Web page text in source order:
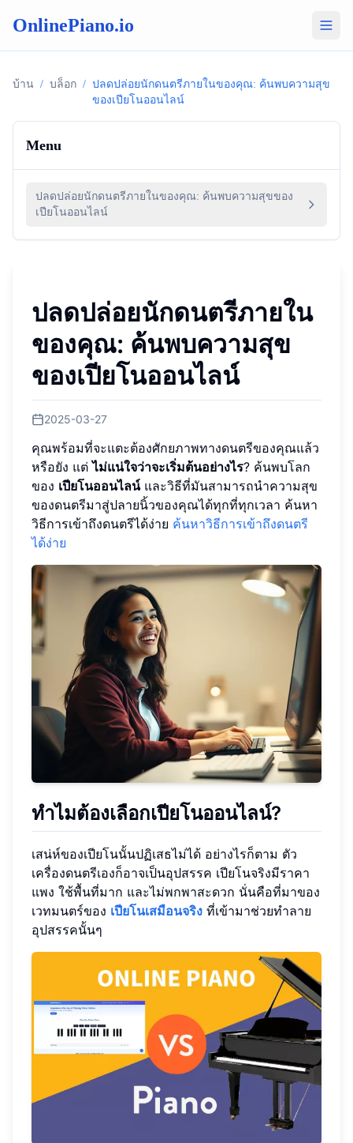
OnlinePiano.io
บ้าน / บล็อก / ปลดปล่อยนักดนตรีภายในของคุณ: ค้นพบความสุข
ของเปียโนออนไลน์
Menu
ปลดปล่อยนักดนตรีภายในของคุณ: ค้นพบความสุขของ
เปียโนออนไลน์
ปลดปล่อยนักดนตรีภายใน
ของคุณ: ค้นพบความสุข
ของเปียโนออนไลน์
2025-03-27
คุณพร้อมที่จะแตะต้องศักยภาพทางดนตรีของคุณแล้ว
หรือยัง แต่ไม่แน่ใจว่าจะเริ่มต้นอย่างไร? ค้นพบโลก
ของ เปียโนออนไลน์และวิธีที่มันสามารถนำความสุข
ของดนตรีมาสู่ปลายนิ้วของคุณได้ทุกที่ทุกเวลา ค้นหา
วิธีการเข้าถึงดนตรีได้ง่าย ค้นหาวิธีการเข้าถึงดนตรี
ได้ง่าย
ทำไมต้องเลือกเปียโนออนไลน์?
เสน่ห์ของเปียโนนั้นปฏิเสธไม่ได้ อย่างไรก็ตาม ตัว
เครื่องดนตรีเองก็อาจเป็นอุปสรรค เปียโนจริงมีราคา
แพง ใช้พื้นที่มาก และไม่พกพาสะดวก นั่นคือที่มาของ
เวทมนตร์ของ เปียโนเสมือนจริง ที่เข้ามาช่วยทำลาย
อุปสรรคนั้นๆ